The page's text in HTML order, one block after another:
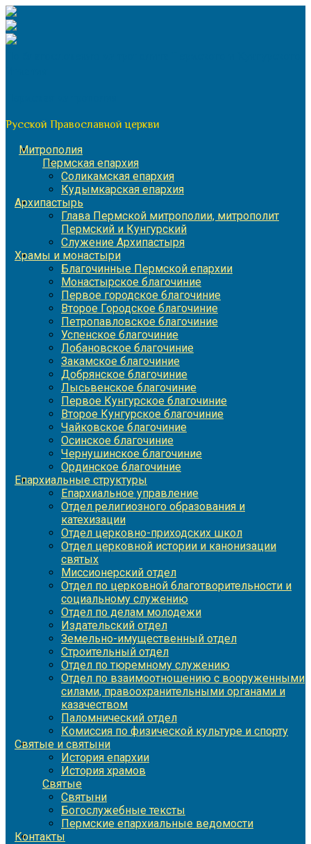
Перейти
к
содержимому
Русской Православной церкви
Митрополия
Пермская епархия
Соликамская епархия
Кудымкарская епархия
Архипастырь
Глава Пермской митрополии, митрополит
Пермский и Кунгурский
Служение Архипастыря
Храмы и монастыри
Благочинные Пермской епархии
Монастырское благочиние
Первое городское благочиние
Второе Городское благочиние
Петропавловское благочиние
Успенское благочиние
Лобановское благочиние
Закамское благочиние
Добрянское благочиние
Лысьвенское благочиние
Первое Кунгурское благочиние
Второе Кунгурское благочиние
Чайковское благочиние
Осинское благочиние
Чернушинское благочиние
Ординское благочиние
Епархиальные структуры
Епархиальное управление
Отдел религиозного образования и
катехизации
Отдел церковно-приходских школ
Отдел церковной истории и канонизации
святых
Миссионерский отдел
Отдел по церковной благотворительности и
социальному служению
Отдел по делам молодежи
Издательский отдел
Земельно-имущественный отдел
Строительный отдел
Отдел по тюремному служению
Отдел по взаимоотношению с вооруженными
силами, правоохранительными органами и
казачеством
Паломнический отдел
Комиссия по физической культуре и спорту
Святые и святыни
История епархии
История храмов
Святые
Святыни
Богослужебные тексты
Пермские епархиальные ведомости
Контакты